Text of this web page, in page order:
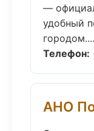
—
удобный
городом....
Телефон:
АНО